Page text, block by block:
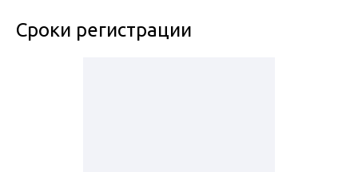
Сроки регистрации